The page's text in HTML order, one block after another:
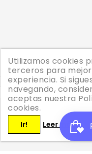
Utilizamos cookies
terceros para
experiencia. Si
navegando,
aceptas nuestra
cookies.
Ir! Leer más